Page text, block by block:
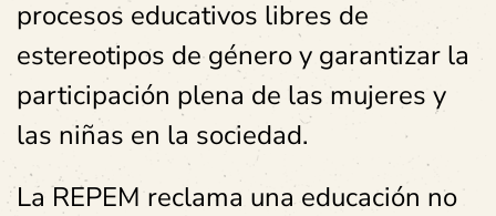
procesos educativos libres de
estereotipos de género y garantizar la
participación plena de las mujeres y
las niñas en la sociedad.
La REPEM reclama una educación no